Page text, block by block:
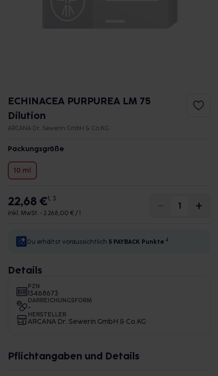
ECHINACEA PURPUREA LM 75
Dilution
ARCANA Dr. Sewerin GmbH & Co.KG
Packungsgröße
10 ml
22,68 €1, 3
inkl. MwSt. • 2.268,00 € / l
Du erhältst voraussichtlich 5 PAYBACK Punkte 4
Details
PZN
13468673
DARREICHUNGSFORM
-
HERSTELLER
ARCANA Dr. Sewerin GmbH & Co.KG
Pflichtangaben und Details